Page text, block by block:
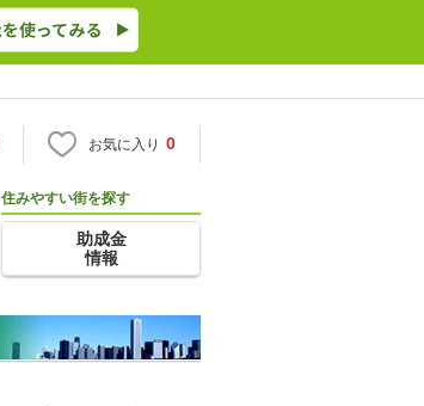
お気に入り 0
住みやすい街を探す
助成金
情報